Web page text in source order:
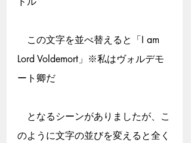
この文字を並べ替えると「I am
Lord Voldemort」※私はヴォルデモ
ート卿だ
となるシーンがありましたが、こ
のように文字の並びを変えると全く